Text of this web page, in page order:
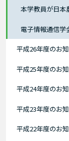
本学教員が日本
電子情報通信学
平成26年度のお
平成25年度のお
平成24年度のお
平成23年度のお
平成22年度のお